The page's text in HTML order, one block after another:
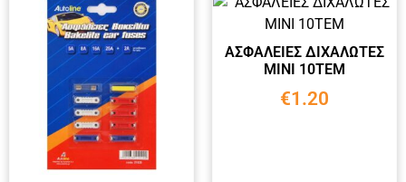
ΑΣΦΑΛΕΙΕΣ ΔΙΧΑΛΩΤΕΣ
ΜΙΝΙ 10ΤΕΜ
€1.20